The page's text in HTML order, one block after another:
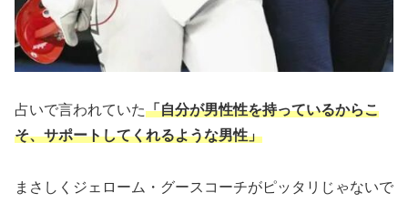
占いで言われていた「自分が男性性を持っているからこ
そ、サポートしてくれるような男性」
まさしくジェローム・グースコーチがピッタリじゃないで